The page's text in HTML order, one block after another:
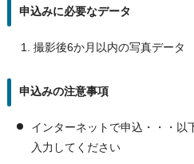
申込みに必要なデータ
撮影後6か月以内の写真データ
申込みの注意事項
インターネットで申込・・・以
入力してください